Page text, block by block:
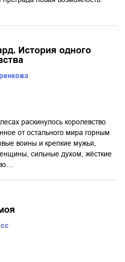
История одного
раскинулось королевство
от остального мира горным
воины и крепкие мужья,
сильные духом, жёсткие